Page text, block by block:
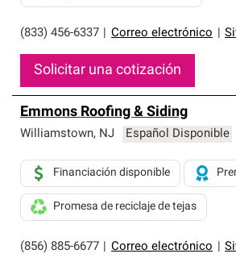
(833) 456-6337 Correo electrónico
Solicitar una cotización
Emmons Roofing & Siding
Williamstown, NJ Español Disponible
(856) 885-6677 Correo electrónico
Financiación disponible
Promesa de reciclaje de tejas